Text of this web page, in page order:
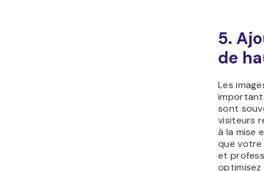
5.
de
Les
important
sont
visiteurs
à la mise
que
et
optimisez